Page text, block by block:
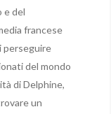
e del
francese
perseguire
del mondo
di Delphine,
un